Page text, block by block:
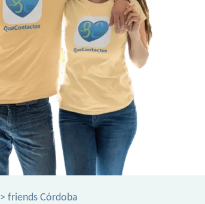
> friends Córdoba